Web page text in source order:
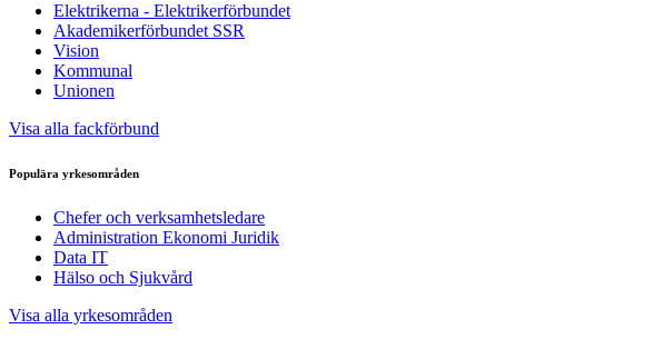
Elektrikerna - Elektrikerförbundet
Akademikerförbundet SSR
Vision
Kommunal
Unionen
Visa alla fackförbund
Populära yrkesområden
Chefer och verksamhetsledare
Administration Ekonomi Juridik
Data IT
Hälso och Sjukvård
Visa alla yrkesområden